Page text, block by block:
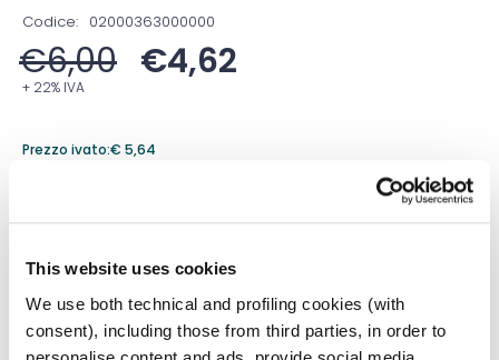
This website uses cookies
We use both technical and profiling cookies (with
consent), including those from third parties, in order to
Codice: 02000363000000
€6,00 €4,62
+ 22% IVA
Prezzo ivato:€ 5,64
Prezzo migliore nei 30 giorni precedenti:€4,62
Quantità